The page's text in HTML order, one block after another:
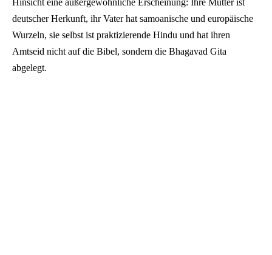
Hinsicht eine außergewöhnliche Erscheinung: Ihre Mutter ist
deutscher Herkunft, ihr Vater hat samoanische und europäische
Wurzeln, sie selbst ist praktizierende Hindu und hat ihren
Amtseid nicht auf die Bibel, sondern die Bhagavad Gita
abgelegt.